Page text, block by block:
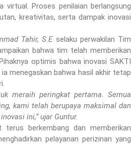
Proses penilaian berlangsung
kreativitas, serta dampak inovasi
Tahir, S.Eselaku perwakilan Tim
bahwa tim telah memberikan
optimis bahwa inovasi SAKTI
menegaskan bahwa hasil akhir tetap
meraih peringkat pertama. Semua
kami telah berupaya maksimal dan
ini,” ujar Guntur.
terus berkembang dan memberikan
pelayanan perizinan yang